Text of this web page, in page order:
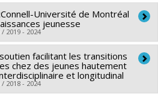
Anne-Sophie Denault
David Litalien
CRSH/Conseil de recherches en
:PVXXXXXX-Subvention Savoir
André Verner
,Katherine Frohlich
,Delphine Bosson-Rieutort,
Ayotte,Géraldine Delbès,
J. Sanderson ,Raymond Copes
Université de Montréal
jeunesse
2019 - 2024
Fraser,Isabelle Archambault
Dupéré,Nancy Beauregard
Université de Montréal
facilitant les transitions
chez des jeunes hautement
et longitudinal
2018 - 2024